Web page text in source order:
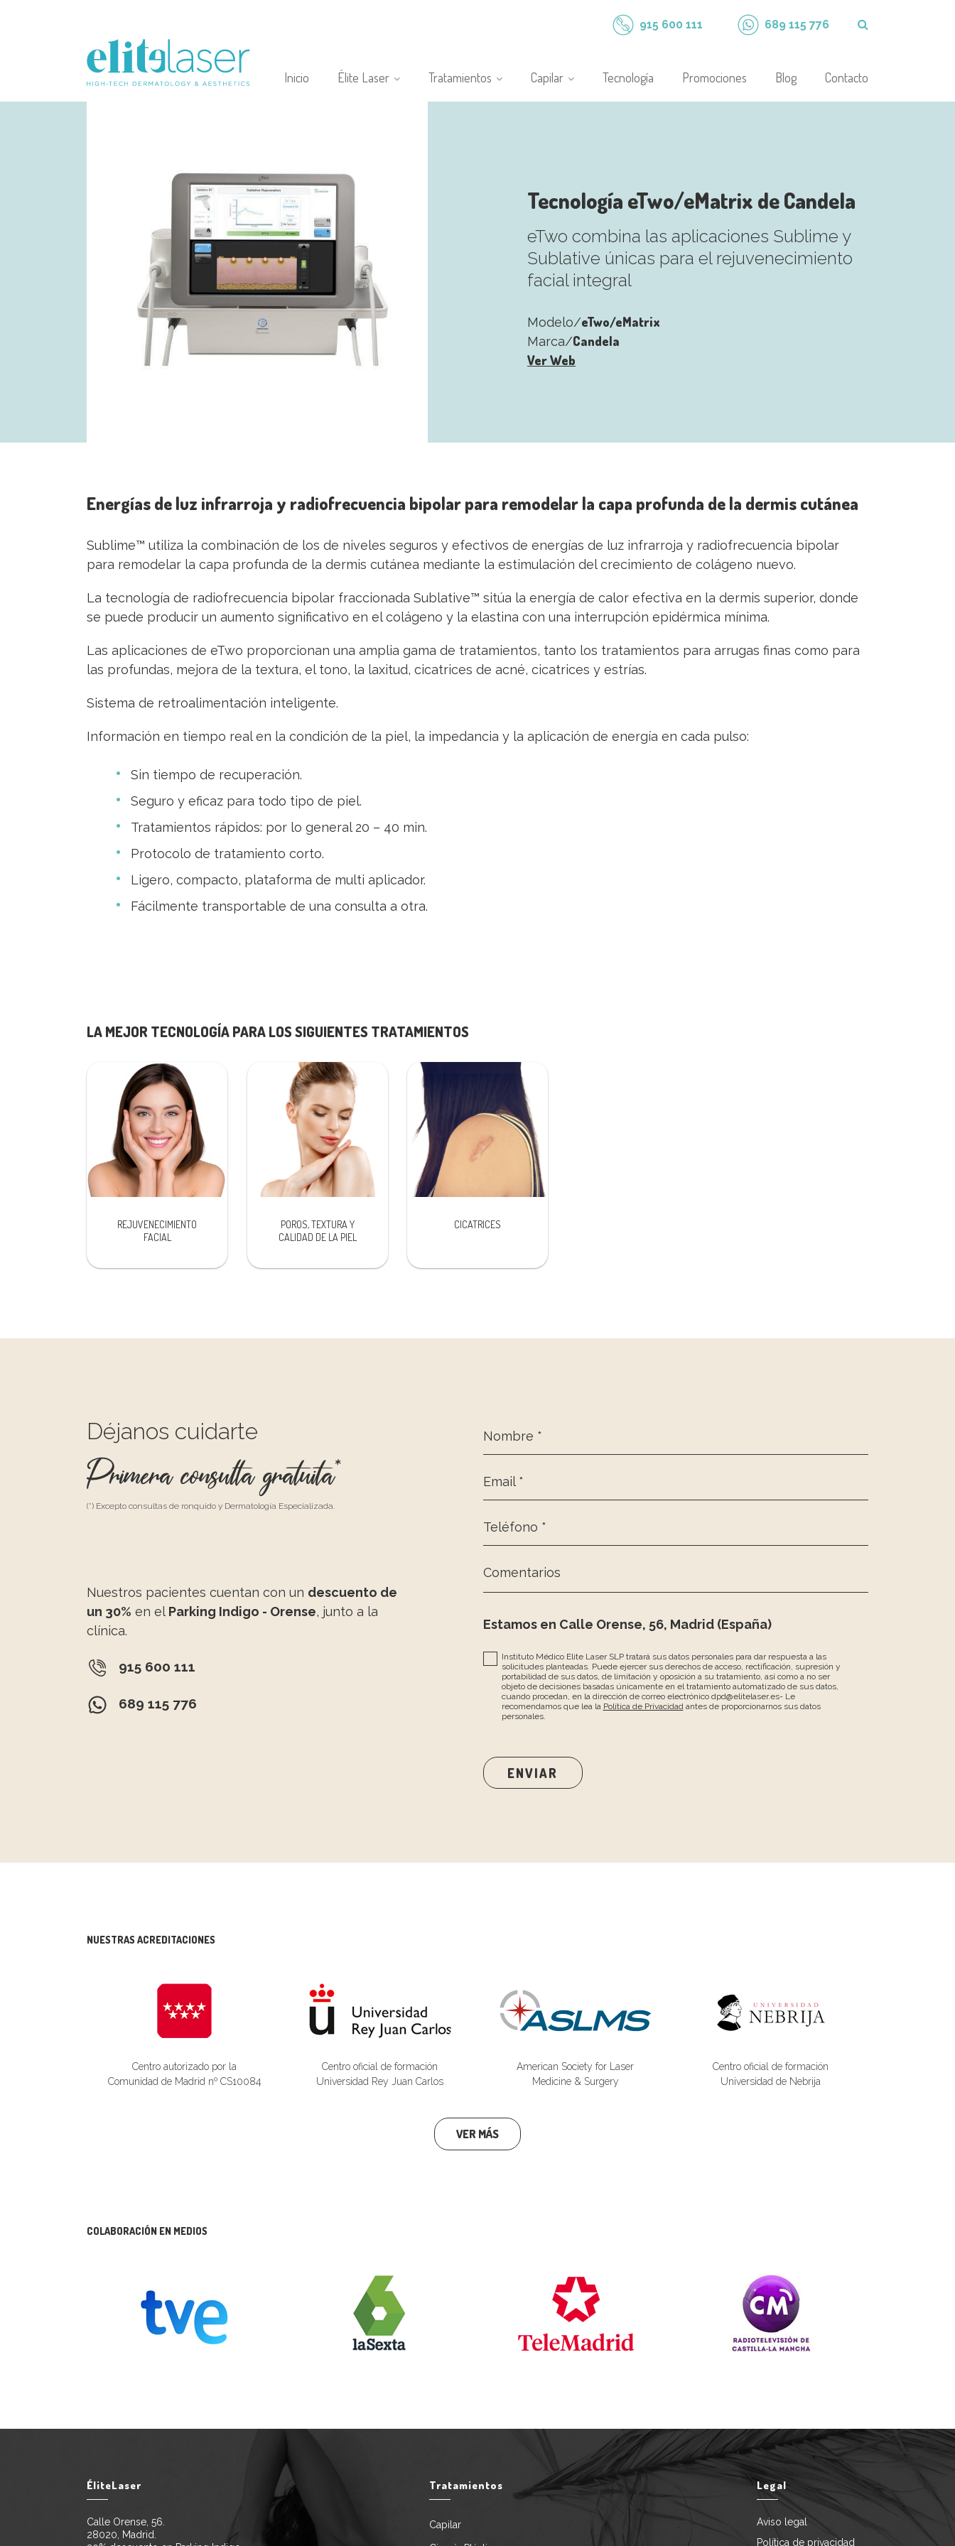
915 600 111 689 115 776
Inicio Élite Laser Tratamientos Capilar Tecnología Promociones Blog Contacto
Tecnología eTwo/eMatrix de Candela
eTwo combina las aplicaciones Sublime y
Sublative únicas para el rejuvenecimiento
facial integral
Modelo/eTwo/eMatrix
Marca/Candela
Ver Web
Energías de luz infrarroja y radiofrecuencia bipolar para remodelar la capa profunda de la dermis cutánea
Sublime™ utiliza la combinación de los de niveles seguros y efectivos de energías de luz infrarroja y radiofrecuencia bipolar
para remodelar la capa profunda de la dermis cutánea mediante la estimulación del crecimiento de colágeno nuevo.
La tecnología de radiofrecuencia bipolar fraccionada Sublative™ sitúa la energía de calor efectiva en la dermis superior, donde
se puede producir un aumento significativo en el colágeno y la elastina con una interrupción epidérmica mínima.
Las aplicaciones de eTwo proporcionan una amplia gama de tratamientos, tanto los tratamientos para arrugas finas como para
las profundas, mejora de la textura, el tono, la laxitud, cicatrices de acné, cicatrices y estrías.
Sistema de retroalimentación inteligente.
Información en tiempo real en la condición de la piel, la impedancia y la aplicación de energía en cada pulso:
Sin tiempo de recuperación.
Seguro y eficaz para todo tipo de piel.
Tratamientos rápidos: por lo general 20 – 40 min.
Protocolo de tratamiento corto.
Ligero, compacto, plataforma de multi aplicador.
Fácilmente transportable de una consulta a otra.
LA MEJOR TECNOLOGÍA PARA LOS SIGUIENTES TRATAMIENTOS
REJUVENECIMIENTO
FACIAL
POROS, TEXTURA Y
CALIDAD DE LA PIEL
CICATRICES
Déjanos cuidarte
Primera consulta gratuita*
(*) Excepto consultas de ronquido y Dermatología Especializada.
Nuestros pacientes cuentan con un descuento de
un 30% en el Parking Indigo - Orense, junto a la
clínica.
915 600 111
689 115 776
Nombre *
Email *
Teléfono *
Comentarios
Estamos en Calle Orense, 56, Madrid (España)
Instituto Médico Elite Laser SLP tratará sus datos personales para dar respuesta a las
solicitudes planteadas. Puede ejercer sus derechos de acceso, rectificación, supresión y
portabilidad de sus datos, de limitación y oposición a su tratamiento, así como a no ser
objeto de decisiones basadas únicamente en el tratamiento automatizado de sus datos,
cuando procedan, en la dirección de correo electrónico dpd@elitelaser.es- Le
recomendamos que lea la Política de Privacidad antes de proporcionarnos sus datos
personales.
NUESTRAS ACREDITACIONES
Centro autorizado por la
Comunidad de Madrid nº CS10084
Centro oficial de formación
Universidad Rey Juan Carlos
American Society for Laser
Medicine & Surgery
Centro oficial de formación
Universidad de Nebrija
VER MÁS
COLABORACIÓN EN MEDIOS
ÉliteLaser
Calle Orense, 56.
28020, Madrid.
Tratamientos
Capilar
Legal
Aviso legal
Política de privacidad